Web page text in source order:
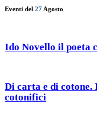
Eventi del 27 Agosto
Ido Novello il poeta
Di carta e di cotone.
cotonifici